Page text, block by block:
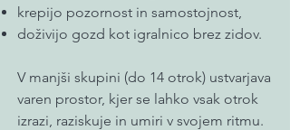
krepijo pozornost in samostojnost,
doživijo gozd kot igralnico brez zidov.
V manjši skupini (do 14 otrok) ustvarjava
varen prostor, kjer se lahko vsak otrok
izrazi, raziskuje in umiri v svojem ritmu.